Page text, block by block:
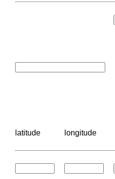
latitude longitude